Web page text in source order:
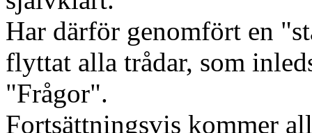
Har därför genomfört en
flyttat alla trådar, som
"Frågor".
Fortsättningsvis kommer